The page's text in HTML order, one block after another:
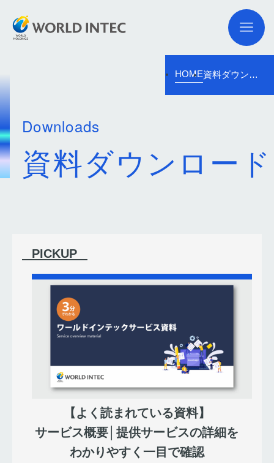
HOME 資料ダウンロード
Downloads
資料ダウンロード
PICKUP
【よく読まれている資料】
サービス概要│提供サービスの詳細を
わかりやすく一目で確認